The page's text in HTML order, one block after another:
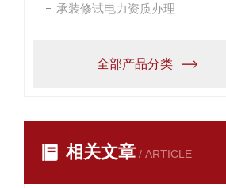
承装修试电力资质办理
全部产品分类
相关文章 / ARTICLE